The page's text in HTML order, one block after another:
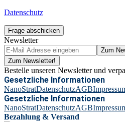
Datenschutz
Frage abschicken
Newsletter
Zum
Zum Newsletter!
Bestelle unseren Newsletter und
Gesetzliche Informationen
NanoStratDatenschutzAGB
Gesetzliche Informationen
NanoStratDatenschutzAGB
Bezahlung & Versand